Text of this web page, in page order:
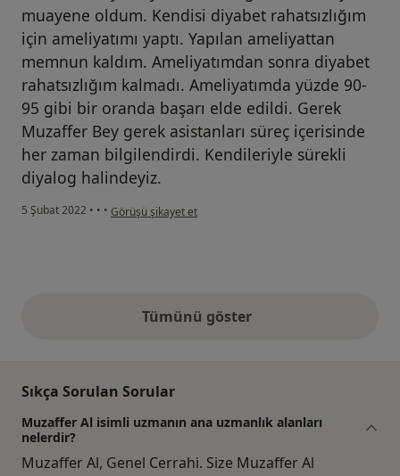
muayene oldum. Kendisi diyabet rahatsızlığım
için ameliyatımı yaptı. Yapılan ameliyattan
memnun kaldım. Ameliyatımdan sonra diyabet
rahatsızlığım kalmadı. Ameliyatımda yüzde 90-
95 gibi bir oranda başarı elde edildi. Gerek
Muzaffer Bey gerek asistanları süreç içerisinde
her zaman bilgilendirdi. Kendileriyle sürekli
diyalog halindeyiz.
5 Şubat 2022 • • • kullanıcının görüşüne göre m.....
Görüşü şikayet et
Tümünü gösteryukarıdaki görüşler
Sıkça Sorulan Sorular
Muzaffer Al isimli uzmanın ana uzmanlık alanları
nelerdir?
Muzaffer Al, Genel Cerrahi. Size Muzaffer Al